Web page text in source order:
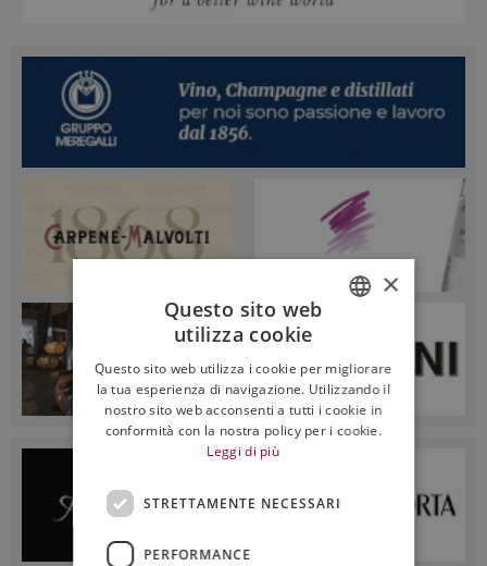
ENGLISH
×
Questo sito web
utilizza cookie
Questo sito web utilizza i cookie per migliorare
la tua esperienza di navigazione. Utilizzando il
nostro sito web acconsenti a tutti i cookie in
conformità con la nostra policy per i cookie.
Leggi di più
STRETTAMENTE NECESSARI
PERFORMANCE